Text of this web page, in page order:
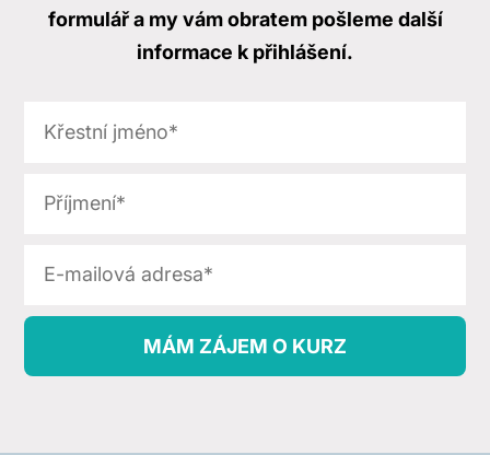
formulář a my vám obratem pošleme další
informace k přihlášení.
MÁM ZÁJEM O KURZ